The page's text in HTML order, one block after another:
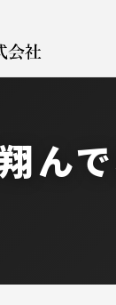
ん